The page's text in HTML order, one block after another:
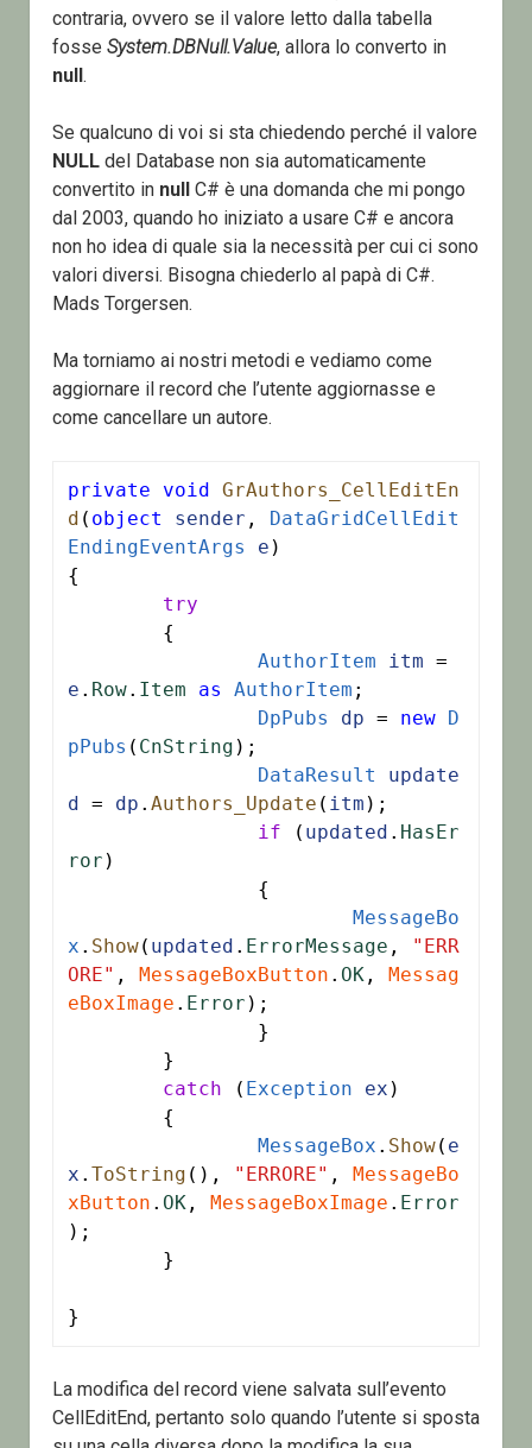
contraria, ovvero se il valore letto dalla tabella
fosse System.DBNull.Value, allora lo converto in
null.
Se qualcuno di voi si sta chiedendo perché il valore
NULLdel Database non sia automaticamente
convertito in nullC# è una domanda che mi pongo
dal 2003, quando ho iniziato a usare C# e ancora
non ho idea di quale sia la necessità per cui ci sono
valori diversi. Bisogna chiederlo al papà di C#.
Mads Torgersen.
Ma torniamo ai nostri metodi e vediamo come
aggiornare il record che l’utente aggiornasse e
come cancellare un autore.
private void GrAuthors_CellEditEn
d ( object sender , DataGridCellEdit
EndingEventArgs
e )
{
try
AuthorItem
itm =
e . Row. Item as AuthorItem ;
DpPubs
dp = new
D
pPubs ( CnString );
DataResult
update
d = dp . Authors_Update ( itm );
if ( updated . HasEr
ror )
MessageBo
x . Show( updated . ErrorMessage ,
"ERR
ORE" , MessageBoxButton . OK, Messag
eBoxImage . Error );
catch ( Exception ex )
MessageBox . Show( e
x . ToString (), "ERRORE" , MessageBo
xButton . OK, MessageBoxImage . Error
);
La modifica del record viene salvata sull’evento
CellEditEnd, pertanto solo quando l’utente si sposta